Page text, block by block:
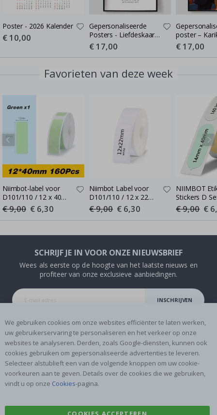
Poster - 2026 Kalender
Special
Price
€ 10,00
Gepersonaliseerde
Posters - Liefdeskaart -
Waar de Liefde Begon
Special
Price
€ 17,00
poster –
Cartoon-stijl
poster
Special
Price
€ 17,00
Favorieten van deze week
Niimbot-label voor
D101/110 / 12 x 40
mm / verschillende
kleuren
€ 9,00 Special
Price
€ 6,30
Niimbot Label voor
D101/110 / 12 x 22
mm, 260 stuks / Wit
€ 9,00 Special
Price
€ 6,30
NIIMBOT
Stickers D
40mm / 160
Bubble-B
€ 9,00 Price
€
SCHRIJF JE IN VOOR ONZE NIEUWSBRIEF
Wees als eerste op de hoogte van het laatste nieuws en
profiteer van onze exclusieve aanbiedingen.
INSCHRIJVEN
Tik
To
k
We gebruiken cookies om onze websites efficiënter te laten werken,
uw gebruikerservaring te personaliseren en het verkeer op onze
websites te analyseren. Derden, zoals Google-diensten, kunnen ook
cookies gebruiken om gepersonaliseerde advertenties te leveren.
Selecteer alstublieft een van de volgende knoppen om uw cookie-
voorkeuren aan te geven. Details over de cookies die we gebruiken,
vindt u op onze Cookies-pagina.